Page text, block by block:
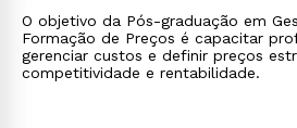
O objetivo da Pós-graduação em
Formação de Preços é capacitar
gerenciar custos e definir preços
competitividade e rentabilidade.